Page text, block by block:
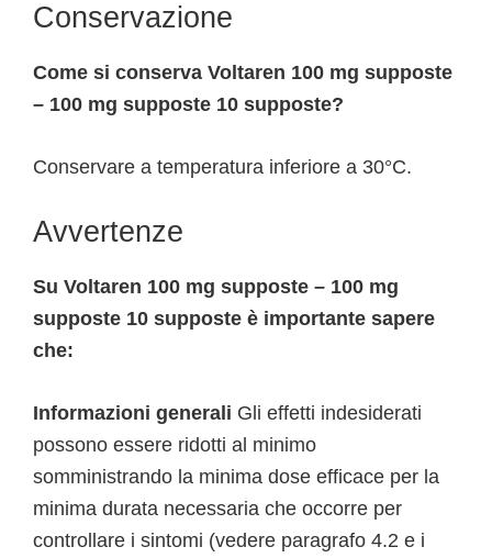
Conservazione
Come si conserva Voltaren 100 mg supposte
– 100 mg supposte 10 supposte?
Conservare a temperatura inferiore a 30°C.
Avvertenze
Su Voltaren 100 mg supposte – 100 mg
supposte 10 supposte è importante sapere
che:
Informazioni generali Gli effetti indesiderati
possono essere ridotti al minimo
somministrando la minima dose efficace per la
minima durata necessaria che occorre per
controllare i sintomi (vedere paragrafo 4.2 e i